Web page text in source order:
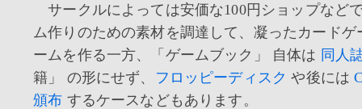
サークルによっては安価な100円ショップなど
ム作りのための素材を調達して、凝ったカードゲ
ームを作る一方、「ゲームブック」 自体は 同人
籍」 の形にせず、
フロッピーディスク や後には
頒布 するケースなどもあります。